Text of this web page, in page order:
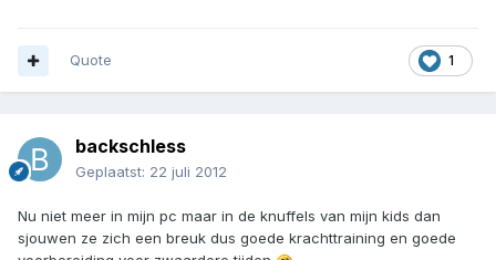
1
Quote
backschless
Geplaatst: 22 juli 2012
Nu niet meer in mijn pc maar in de knuffels van mijn kids dan
sjouwen ze zich een breuk dus goede krachttraining en goede